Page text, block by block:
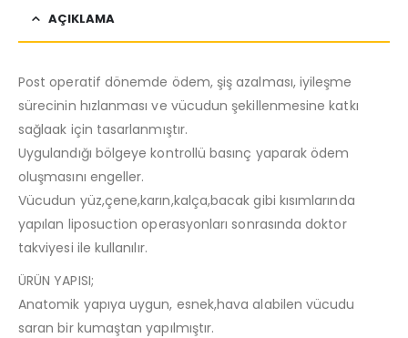
AÇIKLAMA
Post operatif dönemde ödem, şiş azalması, iyileşme
sürecinin hızlanması ve vücudun şekillenmesine katkı
sağlaak için tasarlanmıştır.
Uygulandığı bölgeye kontrollü basınç yaparak ödem
oluşmasını engeller.
Vücudun yüz,çene,karın,kalça,bacak gibi kısımlarında
yapılan liposuction operasyonları sonrasında doktor
takviyesi ile kullanılır.
ÜRÜN YAPISI;
Anatomik yapıya uygun, esnek,hava alabilen vücudu
saran bir kumaştan yapılmıştır.